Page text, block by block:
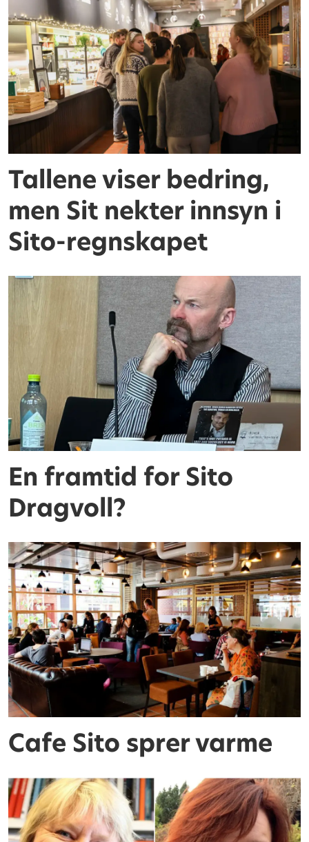
Tallene viser bedring,
men Sit nekter innsyn i
Sito-regnskapet
En framtid for Sito
Dragvoll?
Cafe Sito sprer varme